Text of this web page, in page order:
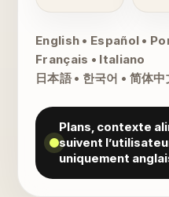
English • Español •
Français • Italiano
日本語 • 한국어 • 简体
Plans, contexte
suivent
uniquement